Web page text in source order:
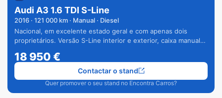
Audi A3 1.6 TDI S-Line
2016 · 121 000 km · Manual · Diesel
Nacional, em excelente estado geral e com apenas dois
proprietários. Versão S-Line interior e exterior, caixa manual
18 950€
Quer promover o seu stand no Encontra Carros?
Contactar o stand